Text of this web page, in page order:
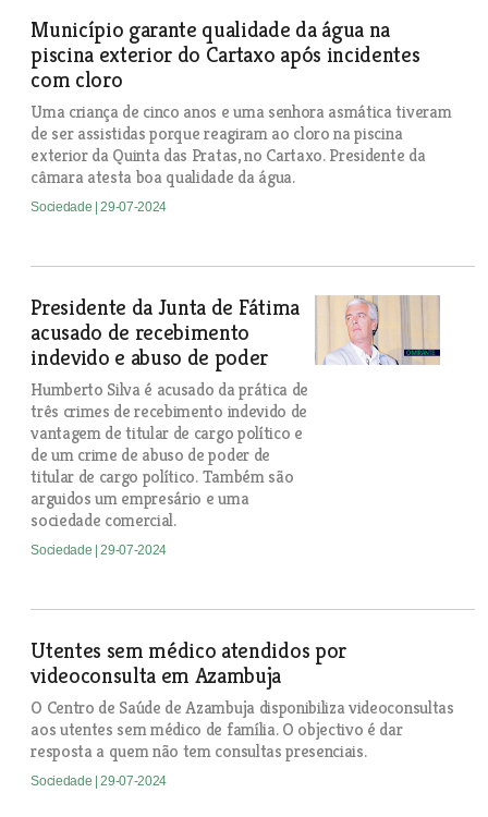
Município garante qualidade da água na
piscina exterior do Cartaxo após incidentes
com cloro
Uma criança de cinco anos e uma senhora asmática tiveram
de ser assistidas porque reagiram ao cloro na piscina
exterior da Quinta das Pratas, no Cartaxo. Presidente da
câmara atesta boa qualidade da água.
Sociedade | 29-07-2024
Presidente da Junta de Fátima
acusado de recebimento
indevido e abuso de poder
Humberto Silva é acusado da prática de
três crimes de recebimento indevido de
vantagem de titular de cargo político e
de um crime de abuso de poder de
titular de cargo político. Também são
arguidos um empresário e uma
sociedade comercial.
Sociedade | 29-07-2024
Utentes sem médico atendidos por
videoconsulta em Azambuja
O Centro de Saúde de Azambuja disponibiliza videoconsultas
aos utentes sem médico de família. O objectivo é dar
resposta a quem não tem consultas presenciais.
Sociedade | 29-07-2024